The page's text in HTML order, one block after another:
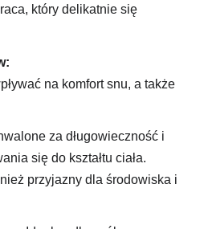
który delikatnie się
na komfort snu, a także
za długowieczność i
się do kształtu ciała.
przyjazny dla środowiska i